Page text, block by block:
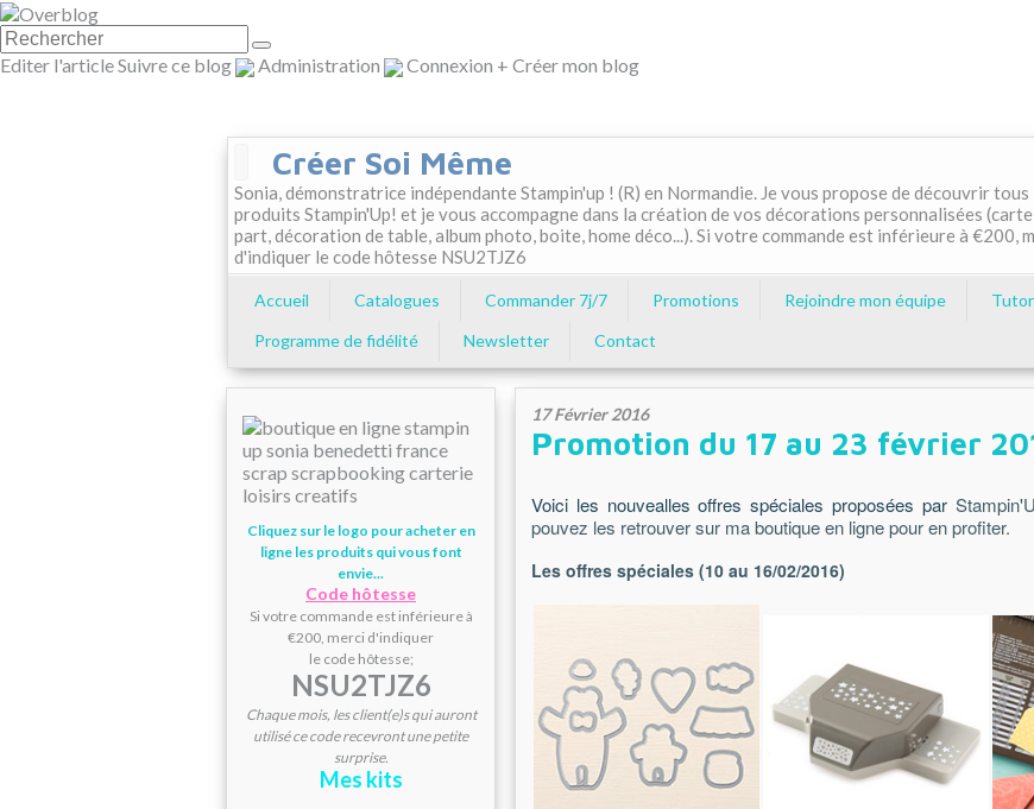
Editer l'articleSuivre ce blog Administration Connexion + Créer mon blog
Créer Soi Même
Sonia, démonstratrice indépendante Stampin'up ! (R) en Normandie. Je vous propose de découvrir tous
produits Stampin'Up! et je vous accompagne dans la création de vos décorations personnalisées
part, décoration de table, album photo, boite, home déco...). Si votre commande est inférieure à €200,
d'indiquer le code hôtesse NSU2TJZ6
Accueil Catalogues Commander 7j/7 Promotions Rejoindre mon équipe
Programme de fidélité
Newsletter Contact
Cliquez sur le logo pour acheter en
ligne les produits qui vous font
envie...
Code hôtesse
Si votre commande est inférieure à
€200, merci d'indiquer
le code hôtesse;
NSU2TJZ6
Chaque mois, les client(e)s qui auront
utilisé ce code recevront une petite
surprise.
Mes kits
17 Février 2016
Promotion du 17 au 23 février
Voici les nouvealles offres spéciales proposées par
pouvez les retrouver sur ma boutiqueen ligne pour en profiter.
Les offres spéciales (10 au 16/02/2016)